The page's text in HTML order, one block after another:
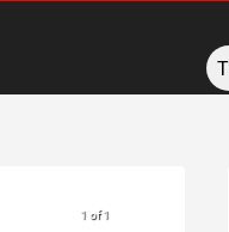
1 of 1